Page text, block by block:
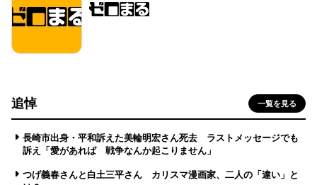
追悼 一覧を見る
長崎市出身・平和訴えた美輪明宏さん死去 ラストメッセージでも
訴え「愛があれば 戦争なんか起こりません」
つげ義春さんと白土三平さん カリスマ漫画家、二人の「違い」と